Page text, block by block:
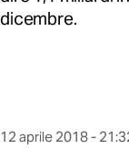
dicembre.
Questo
12 aprile 2018 -